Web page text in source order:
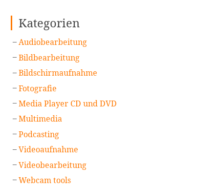
Kategorien
Audiobearbeitung
Bildbearbeitung
Bildschirmaufnahme
Fotografie
Media Player CD und DVD
Multimedia
Podcasting
Videoaufnahme
Videobearbeitung
Webcam tools